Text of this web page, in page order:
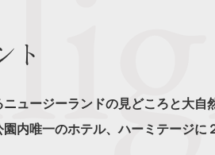
ト
ュージーランドの見どころと大自
内唯一のホテル、ハーミテージ